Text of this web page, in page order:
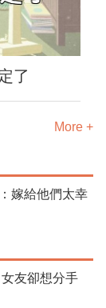
了
More +
嫁給他們太幸
女友卻想分手